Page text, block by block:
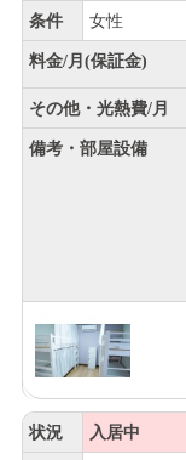
条件 女性
料金/月(保証金)
その他・光熱費/月
備考・部屋設備
状況 入居中